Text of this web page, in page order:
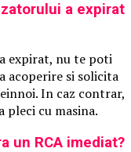
a expirat
expirat, nu te poti
acoperire si solicita
In caz contrar,
pleci cu masina.
un RCA imediat?